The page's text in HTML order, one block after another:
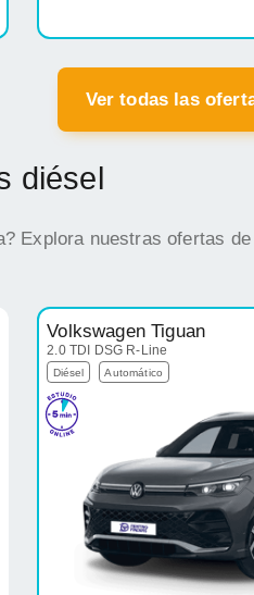
Ver todas las
diésel
Explora nuestras ofertas
Volkswagen Tiguan
2.0 TDI DSG R-Line
Diésel Automático